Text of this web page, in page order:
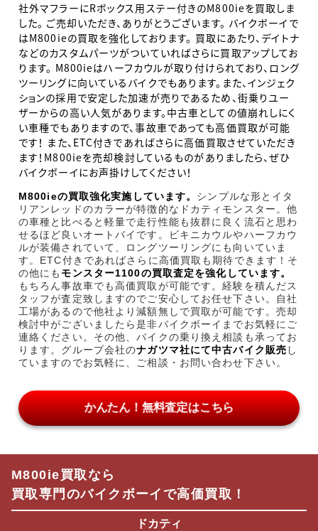
社外マフラーにRボックス用ステー付きのM800ieを買取しま
した。 ご売却いただき、ありがとうございます。 バイクボーイで
はM800ieの買取を強化しております。 買取にあたり、デイトナ
などのカスタムパーツがついていればさらに買取アップしてお
ります。 M800ieはハーフカウルが取り付けられており、ロング
ツーリングに向いているバイクでもあります。また、インジェク
ションの採用で安定した加速が売りであるため、街乗りユー
ザーからの高い人気があります。中古車としての値崩れしにく
い車種でもありますので、事故車であっても高価買取が可能
です！ また、ETC付きであればさらに高価買取させていただき
ます！M800ieを売却検討しているものがありましたら、ぜひ
バイクボーイにお声掛けしてください！
M800ieの買取強化実施しています。 シンプルな形とイタ
リアンレッドのカラーが特徴的なドカティモンスター。他
の車種と比べると軽量で走行性能も抜群に良く流石と思わ
せるほど良いオートバイです。ビキニカウルやハーフカウ
ルが装備されていて、ロングツーリングにも向いていま
す。ETC付きであればさらに高価買取も期待できます！そ
の他にも モンスター1100の買取査定を強化しています。
もちろん事故車でも高価買取が可能です。経験を積んだス
タッフが査定致しますのでご安心してお任せ下さい。自社
工場があるので他社より減額無しで買取が可能です。売却
検討中がございましたら是非バイクボーイまでお気軽にご
連絡ください。その他、バイクの乗り換え相談も承ってお
ります。グループ会社のナガツマ社にて中古バイク販売 し
ていますのでお気軽に、ご相談・お問い合わせ下さい。
かんたん！無料査定はこちら
M800ie買取なら
買取専門のバイクボーイで高価買取！
ドカティ